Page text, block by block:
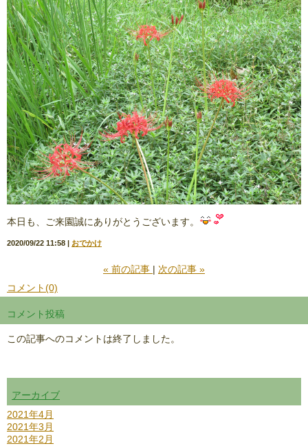
本日も、ご来園誠にありがとうございます。
2020/09/22 11:58 おでかけ
« 前の記事 次の記事 »
コメント(0)
コメント投稿
この記事へのコメントは終了しました。
アーカイブ
2021年4月
2021年3月
2021年2月